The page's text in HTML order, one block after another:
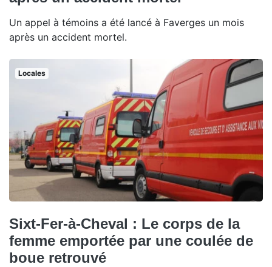
Un appel à témoins a été lancé à Faverges un mois
après un accident mortel.
Locales
Sixt-Fer-à-Cheval : Le corps de la
femme emportée par une coulée de
boue retrouvé